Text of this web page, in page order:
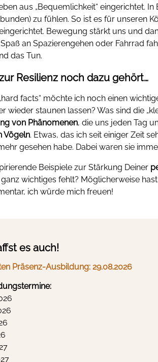
aus „Bequemlichkeit“ eingerichtet.
zu fühlen. So ist es für unseren
Bewegung stärkt uns und
an Spazierengehen oder Fahrrad
das Tun.
Resilienz noch dazu gehört…
facts“ möchte ich noch einen
wieder staunen lassen? Was sind die
von Phänomenen, die uns jeden Tag
Vögeln. Etwas, das ich seit einiger Zeit
gesehen habe. Dabei waren sie
Beispiele zur Stärkung Deiner
wichtiges fehlt? Möglicherweise
ich würde mich freuen!
es auch!
Präsenz-Ausbildung: 29.08.2026